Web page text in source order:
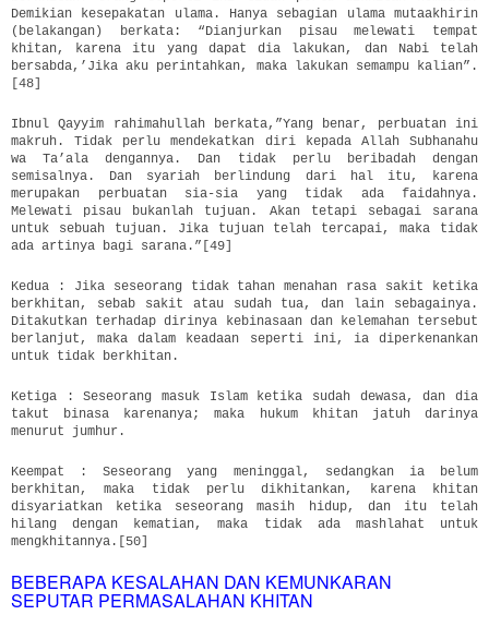
Demikian kesepakatan ulama. Hanya sebagian ulama mutaakhirin
(belakangan) berkata: “Dianjurkan pisau melewati tempat
khitan, karena itu yang dapat dia lakukan, dan Nabi telah
bersabda,’Jika aku perintahkan, maka lakukan semampu kalian”.
[48]
Ibnul Qayyim rahimahullah berkata,”Yang benar, perbuatan ini
makruh. Tidak perlu mendekatkan diri kepada Allah Subhanahu
wa Ta’ala dengannya. Dan tidak perlu beribadah dengan
semisalnya. Dan syariah berlindung dari hal itu, karena
merupakan perbuatan sia-sia yang tidak ada faidahnya.
Melewati pisau bukanlah tujuan. Akan tetapi sebagai sarana
untuk sebuah tujuan. Jika tujuan telah tercapai, maka tidak
ada artinya bagi sarana.”[49]
Kedua : Jika seseorang tidak tahan menahan rasa sakit ketika
berkhitan, sebab sakit atau sudah tua, dan lain sebagainya.
Ditakutkan terhadap dirinya kebinasaan dan kelemahan tersebut
berlanjut, maka dalam keadaan seperti ini, ia diperkenankan
untuk tidak berkhitan.
Ketiga : Seseorang masuk Islam ketika sudah dewasa, dan dia
takut binasa karenanya; maka hukum khitan jatuh darinya
menurut jumhur.
Keempat : Seseorang yang meninggal, sedangkan ia belum
berkhitan, maka tidak perlu dikhitankan, karena khitan
disyariatkan ketika seseorang masih hidup, dan itu telah
hilang dengan kematian, maka tidak ada mashlahat untuk
mengkhitannya.[50]
BEBERAPA KESALAHAN DAN KEMUNKARAN
SEPUTAR PERMASALAHAN KHITAN